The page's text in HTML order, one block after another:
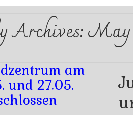
May